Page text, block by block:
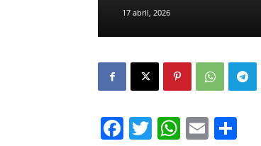
17 abril, 2026
Facebook
TwitterEmail